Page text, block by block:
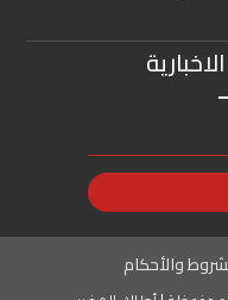
والأحكام